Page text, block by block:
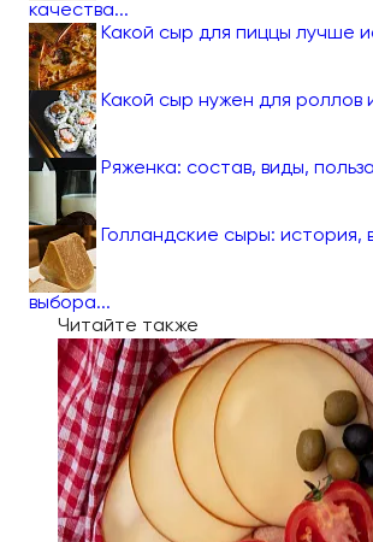
качества...
Какой сыр для пиццы лучше
Какой сыр нужен для роллов
Ряженка: состав, виды,
Голландские сыры: история,
выбора...
Читайте также